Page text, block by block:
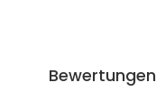
Bewertungen